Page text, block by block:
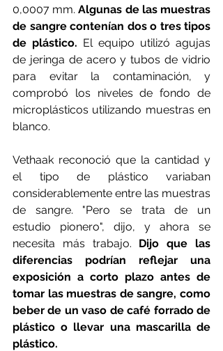
0,0007 mm. Algunas de las muestras
de sangre contenían dos o tres tipos
de plástico. El equipo utilizó agujas
de jeringa de acero y tubos de vidrio
para evitar la contaminación, y
comprobó los niveles de fondo de
microplásticos utilizando muestras en
blanco.
Vethaak reconoció que la cantidad y
el tipo de plástico variaban
considerablemente entre las muestras
de sangre. "Pero se trata de un
estudio pionero", dijo, y ahora se
necesita más trabajo. Dijo que las
diferencias podrían reflejar una
exposición a corto plazo antes de
tomar las muestras de sangre, como
beber de un vaso de café forrado de
plástico o llevar una mascarilla de
plástico.